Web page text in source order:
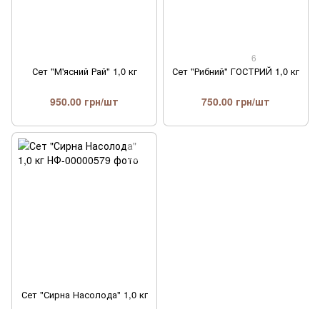
Сет "М'ясний Рай" 1,0 кг
950.00 грн/шт
6
Сет "Рибний" ГОСТРИЙ 1,0 кг
750.00 грн/шт
Сет "Сирна Насолода" 1,0 кг